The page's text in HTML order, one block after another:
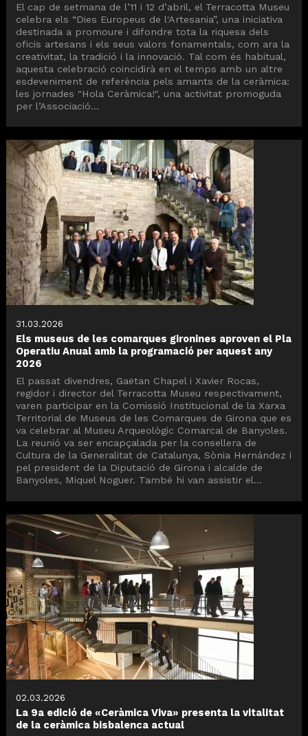
El cap de setmana de l’11 i 12 d’abril, el Terracotta Museu
celebra els “Dies Europeus de l'Artesania”, una iniciativa
destinada a promoure i difondre tota la riquesa dels
oficis artesans i els seus valors fonamentals, com ara la
creativitat, la tradició i la innovació. Tal com és habitual,
aquesta celebració coincidirà en el temps amb un altre
esdeveniment de referència pels amants de la ceràmica:
les jornades "Hola Ceràmica!", una activitat promoguda
per l’Associació...
31.03.2026
Els museus de les comarques gironines aproven el Pla
Operatiu Anual amb la programació per aquest any
2026
El passat divendres, Gaëtan Chapel i Xavier Rocas,
regidor i director del Terracotta Museu respectivament,
varen participar en la Comissió Institucional de la Xarxa
Territorial de Museus de les Comarques de Girona que es
va celebrar al Museu Arqueològic Comarcal de Banyoles.
La reunió va ser encapçalada per la consellera de
Cultura de la Generalitat de Catalunya, Sònia Hernández i
pel president de la Diputació de Girona i alcalde de
Banyoles, Miquel Noguer. També hi van assistir el...
02.03.2026
La 9a edició de «Ceràmica Viva» presenta la vitalitat
de la ceràmica bisbalenca actual